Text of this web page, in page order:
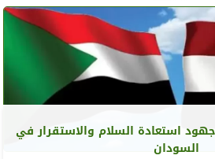
استعادة السلام والاستقرار في
السودان